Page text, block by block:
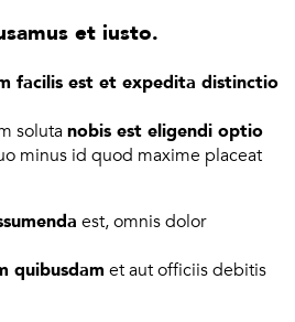
et iusto.
facilis est et expedita distinctio
soluta nobis est eligendi optio
minus id quod maxime placeat
est, omnis dolor
quibusdam et aut officiis debitis